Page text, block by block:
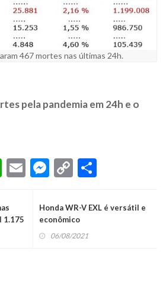
467 mortes nas últimas 24h.
pela pandemia em 24h e o
WhatsApp
EmailMessenger
Copy
1.175
Honda WR-V EXL é versátil e
econômico
06/08/2021